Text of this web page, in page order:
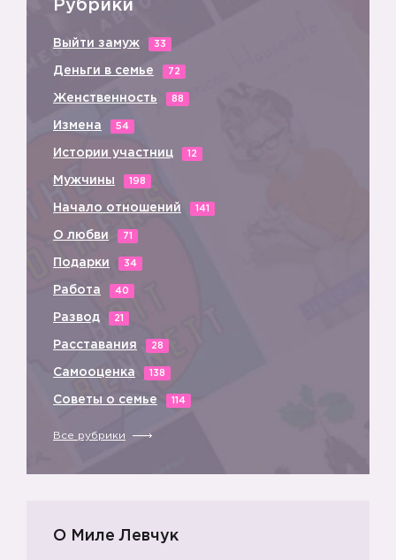
Рубрики
Выйти замуж 33
Деньги в семье 72
Женственность 88
Измена 54
Истории участниц 12
Мужчины 198
Начало отношений 141
О любви 71
Подарки 34
Работа 40
Развод 21
Расставания 28
Самооценка 138
Советы о семье 114
Все рубрики
О Миле Левчук